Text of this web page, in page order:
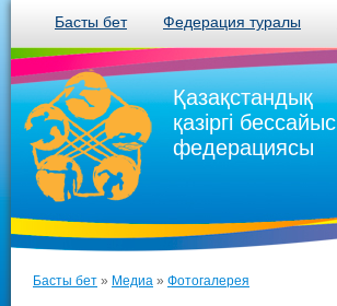
Басты бет Федерация туралы
Қазақстандық
қазіргі бессайыс
федерациясы
Басты бет » Медиа » Фотогалерея